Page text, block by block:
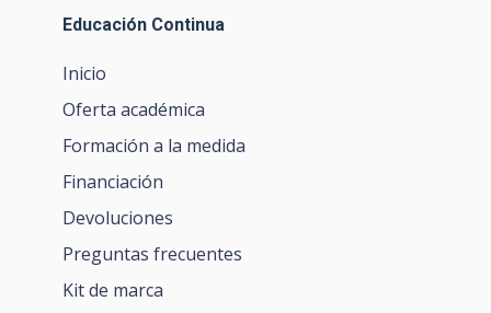
Educación Continua
Inicio
Oferta académica
Formación a la medida
Financiación
Devoluciones
Preguntas frecuentes
Kit de marca